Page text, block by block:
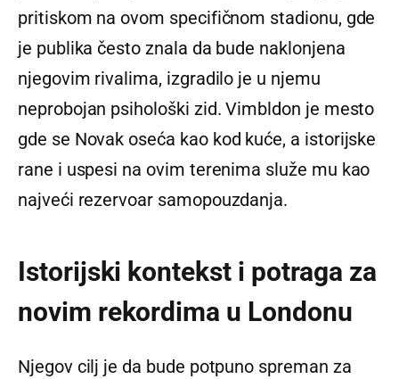
pritiskom na ovom specifičnom stadionu, gde
je publika često znala da bude naklonjena
njegovim rivalima, izgradilo je u njemu
neprobojan psihološki zid. Vimbldon je mesto
gde se Novak oseća kao kod kuće, a istorijske
rane i uspesi na ovim terenima služe mu kao
najveći rezervoar samopouzdanja.
Istorijski kontekst i potraga za
novim rekordima u Londonu
Njegov cilj je da bude potpuno spreman za